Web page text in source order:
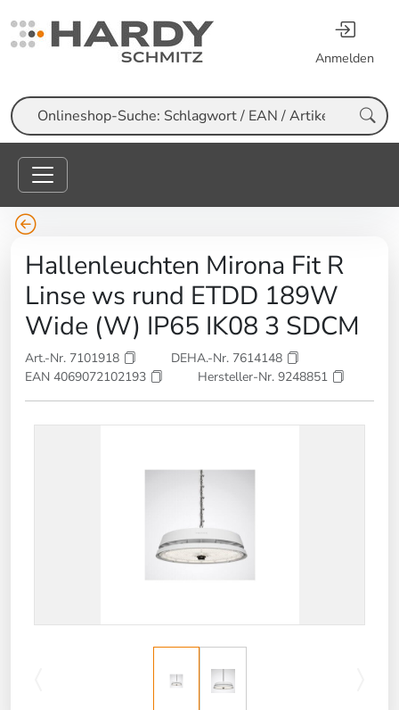
Anmelden
Suche
Hallenleuchten Mirona Fit R
Linse ws rund ETDD 189W
Wide (W) IP65 IK08 3 SDCM
Art.-Nr. 7101918
DEHA.-Nr. 7614148
EAN 4069072102193
Hersteller-Nr. 9248851